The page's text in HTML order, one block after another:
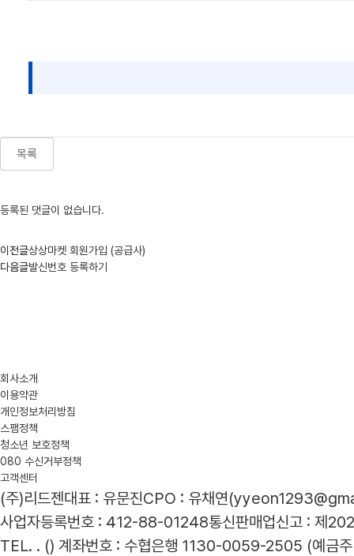
목록
등록된 댓글이 없습니다.
이전글상상마켓 회원가입 (공급사)
다음글발신번호 등록하기
회사소개
이용약관
개인정보처리방침
스팸정책
청소년 보호정책
080 수신거부정책
고객센터
(주)리드젠대표 : 유문진CPO : 유채연
사업자등록번호 : 412-88-01248통신판매업신고 : 제
TEL. . () 계좌번호 : 수협은행 1130-0059-2505 (예금주